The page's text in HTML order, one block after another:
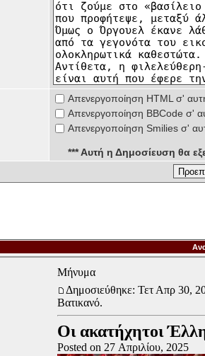
Απενεργοποίηση HTML σ'
Απενεργοποίηση BBCode σ'
Απενεργοποίηση Smilies σ'
*** Αυτή η Δημοσίευση θα